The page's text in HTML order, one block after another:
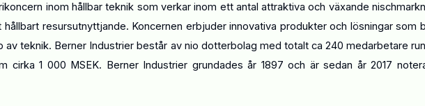
inom hållbar teknik som verkar inom ett antal attraktiva och växande
resursutnyttjande. Koncernen erbjuder innovativa produkter och lösningar som
av teknik. Berner Industrier består av nio dotterbolag med totalt ca 240 medarbetare
cirka 1 000 MSEK. Berner Industrier grundades år 1897 och är sedan år 2017